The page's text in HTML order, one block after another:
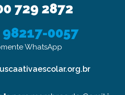
729 2872
98217-0057
WhatsApp